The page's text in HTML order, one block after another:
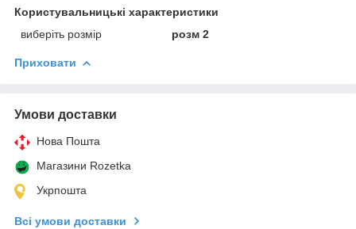
Користувальницькі характеристики
виберіть розмір
розм 2
Приховати
Умови доставки
Нова Пошта
Магазини Rozetka
Укрпошта
Всі умови доставки